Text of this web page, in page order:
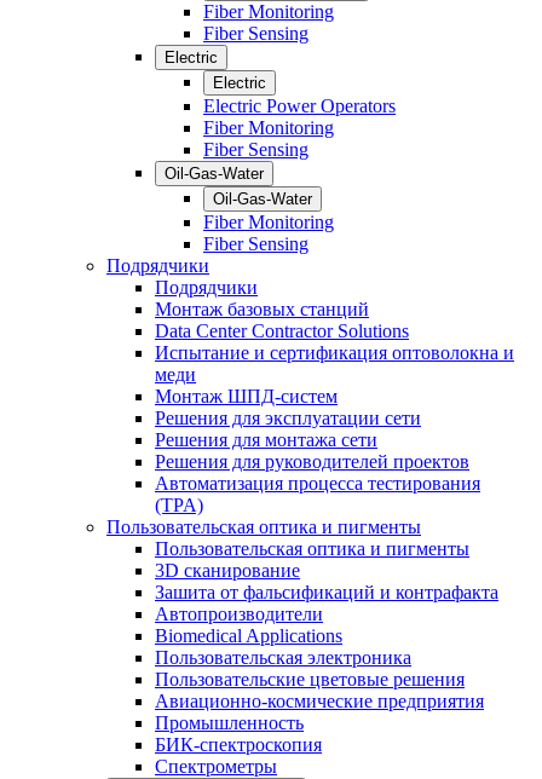
Fiber Monitoring
Fiber Sensing
Electric
Electric
Electric Power Operators
Fiber Monitoring
Fiber Sensing
Oil-Gas-Water
Oil-Gas-Water
Fiber Monitoring
Fiber Sensing
Подрядчики
Подрядчики
Монтаж базовых станций
Data Center Contractor Solutions
Испытание и сертификация оптоволокна и
меди
Монтаж ШПД-систем
Решения для эксплуатации сети
Решения для монтажа сети
Решения для руководителей проектов
Автоматизация процесса тестирования
(TPA)
Пользовательская оптика и пигменты
Пользовательская оптика и пигменты
3D сканирование
Зашита от фальсификаций и контрафакта
Автопроизводители
Biomedical Applications
Пользовательская электроника
Пользовательские цветовые решения
Авиационно-космические предприятия
Промышленность
БИК-спектроскопия
Спектрометры